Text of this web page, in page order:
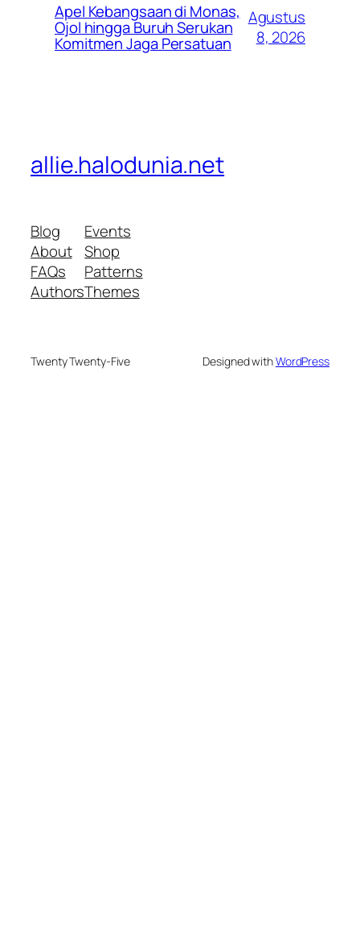
Apel Kebangsaan di Monas,
Ojol hingga Buruh Serukan
Komitmen Jaga Persatuan
Agustus
8, 2026
allie.halodunia.net
Blog
About
FAQs
Authors
Events
Shop
Patterns
Themes
Twenty Twenty-Five Designed withWordPress